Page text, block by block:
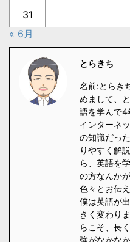
31
« 6月
とらきち
名前:とらき
めまして、
語を学んで4
インターネ
の知識だっ
りやすく解
ら、英語を
の方なんか
色々とお伝
僕は英語が
きく変わり
らこそ、長